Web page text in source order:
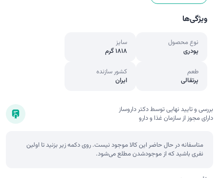
ویژگی‌ها
نوع محصول
پودری
سایز
1818 گرم
طعم
پرتقالی
کشور سازنده
ایران
بررسی و تایید نهایی توسط دکتر داروساز
دارای مجوز از سازمان غذا و دارو
متاسفانه در حال حاضر این کالا موجود نیست. روی دکمه زیر بزنید تا اولین
نفری باشید که از موجودشدن مطلع می‌شود.